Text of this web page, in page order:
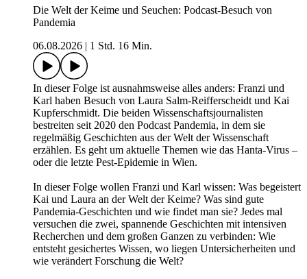
Die Welt der Keime und Seuchen: Podcast-Besuch von
Pandemia
06.08.2026
1 Std. 16 Min.
In dieser Folge ist ausnahmsweise alles anders: Franzi und
Karl haben Besuch von Laura Salm-Reifferscheidt und Kai
Kupferschmidt. Die beiden Wissenschaftsjournalisten
bestreiten seit 2020 den Podcast Pandemia, in dem sie
regelmäßig Geschichten aus der Welt der Wissenschaft
erzählen. Es geht um aktuelle Themen wie das Hanta-Virus –
oder die letzte Pest-Epidemie in Wien.
In dieser Folge wollen Franzi und Karl wissen: Was begeistert
Kai und Laura an der Welt der Keime? Was sind gute
Pandemia-Geschichten und wie findet man sie? Jedes mal
versuchen die zwei, spannende Geschichten mit intensiven
Recherchen und dem großen Ganzen zu verbinden: Wie
entsteht gesichertes Wissen, wo liegen Untersicherheiten und
wie verändert Forschung die Welt?